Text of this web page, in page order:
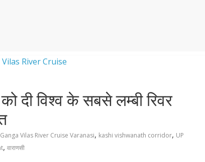
दी विश्व के सबसे लम्बी रिवर
Ganga Vilas River Cruise Varanasi, kashi vishwanath corridor, UP
, वाराणसी